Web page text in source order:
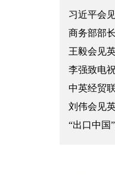
习近平会
商务部部
王毅会见
李强致电
中英经贸
刘伟会见
“出口中国